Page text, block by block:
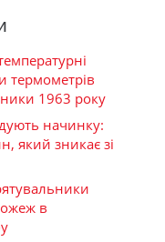
термометрів
1963 року
начинку:
який зникає зі
в